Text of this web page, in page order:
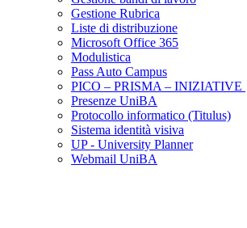
Gestione Rubrica
Liste di distribuzione
Microsoft Office 365
Modulistica
Pass Auto Campus
PICO – PRISMA – INIZIATIVE
Presenze UniBA
Protocollo informatico (Titulus)
Sistema identità visiva
UP - University Planner
Webmail UniBA